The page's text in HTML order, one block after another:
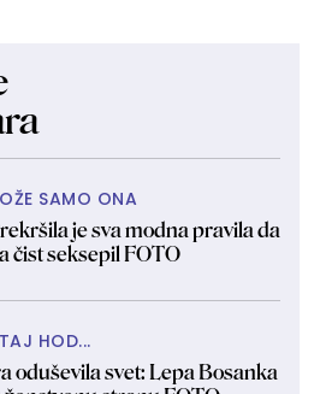
SAMO ONA
je sva modna pravila da
čist seksepil FOTO
TAJ HOD...
oduševila svet: Lepa Bosanka